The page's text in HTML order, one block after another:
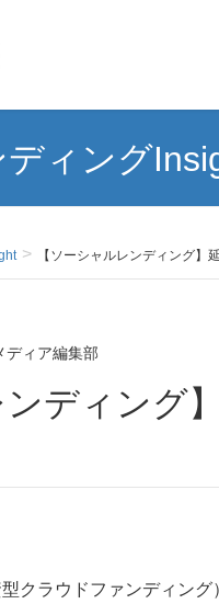
ィング
【ソーシャルレンディング】
ディア編集部
クラウドファンディン